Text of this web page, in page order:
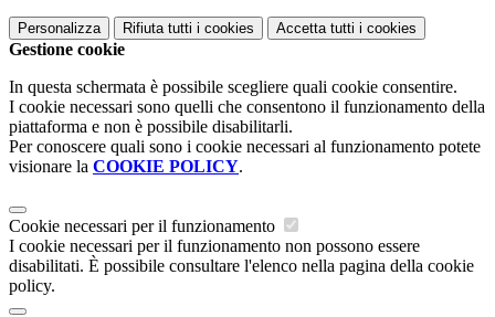
Personalizza Rifiuta tutti i cookies Accetta tutti i cookies
Gestione cookie
In questa schermata è possibile scegliere quali cookie consentire.
I cookie necessari sono quelli che consentono il funzionamento della
piattaforma e non è possibile disabilitarli.
Per conoscere quali sono i cookie necessari al funzionamento potete
visionare la COOKIE POLICY.
Cookie necessari per il funzionamento
I cookie necessari per il funzionamento non possono essere
disabilitati. È possibile consultare l'elenco nella pagina della cookie
policy.